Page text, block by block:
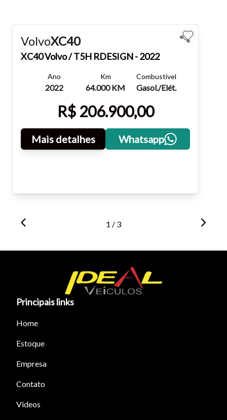
VolvoXC40
XC40Volvo / T5H RDESIGN - 2022
Ano
2022
Km
64.000 KM
Combustível
Gasol./Elét.
R$ 206.900,00
Mais detalhes Whatsapp
1 / 3
Principais links
Home
Estoque
Empresa
Contato
Videos